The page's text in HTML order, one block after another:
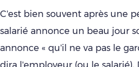
C'est bien souvent après une
salarié annonce un beau jour
annonce « qu'il ne va pas le